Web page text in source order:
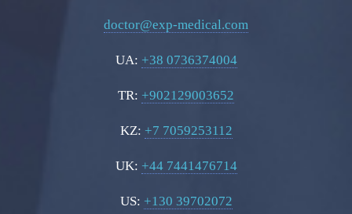
doctor@exp-medical.com
UA: +38 0736374004
TR: +902129003652
KZ: +7 7059253112
UK: +44 7441476714
US: +130 39702072